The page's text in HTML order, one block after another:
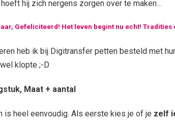
hij zich nergens zorgen over te maken…
Gefeliciteerd! Het leven begint nu echt!
heb ik bij Digitransfer petten besteld met
klopte ;-D
Maat + aantal
is heel eenvoudig. Als eerste kies je of je zelf